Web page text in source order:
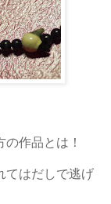
作品とは！
てはだしで逃げ